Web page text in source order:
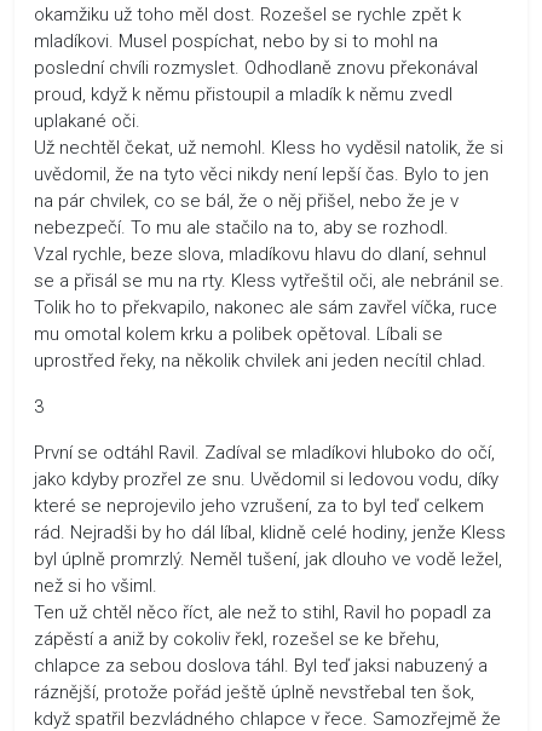
okamžiku už toho měl dost. Rozešel se rychle zpět k
mladíkovi. Musel pospíchat, nebo by si to mohl na
poslední chvíli rozmyslet. Odhodlaně znovu překonával
proud, když k němu přistoupil a mladík k němu zvedl
uplakané oči.
Už nechtěl čekat, už nemohl. Kless ho vyděsil natolik, že si
uvědomil, že na tyto věci nikdy není lepší čas. Bylo to jen
na pár chvilek, co se bál, že o něj přišel, nebo že je v
nebezpečí. To mu ale stačilo na to, aby se rozhodl.
Vzal rychle, beze slova, mladíkovu hlavu do dlaní, sehnul
se a přisál se mu na rty. Kless vytřeštil oči, ale nebránil se.
Tolik ho to překvapilo, nakonec ale sám zavřel víčka, ruce
mu omotal kolem krku a polibek opětoval. Líbali se
uprostřed řeky, na několik chvilek ani jeden necítil chlad.
3
První se odtáhl Ravil. Zadíval se mladíkovi hluboko do očí,
jako kdyby prozřel ze snu. Uvědomil si ledovou vodu, díky
které se neprojevilo jeho vzrušení, za to byl teď celkem
rád. Nejradši by ho dál líbal, klidně celé hodiny, jenže Kless
byl úplně promrzlý. Neměl tušení, jak dlouho ve vodě ležel,
než si ho všiml.
Ten už chtěl něco říct, ale než to stihl, Ravil ho popadl za
zápěstí a aniž by cokoliv řekl, rozešel se ke břehu,
chlapce za sebou doslova táhl. Byl teď jaksi nabuzený a
ráznější, protože pořád ještě úplně nevstřebal ten šok,
když spatřil bezvládného chlapce v řece. Samozřejmě že